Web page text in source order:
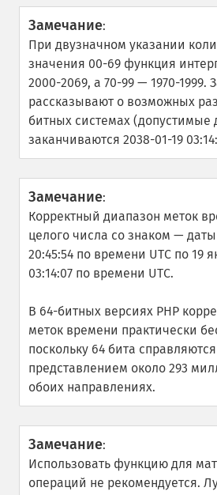
Замечание:
При двузначном указании
значения 00-69 функция
2000-2069, а 70-99 — 1970-
рассказывают о возможных
битных системах (допустимые
заканчиваются 2038-01-19
Замечание:
Корректный диапазон меток
целого числа со знаком — даты
20:45:54 по времени UTC по 19
03:14:07 по времени UTC.
В 64-битных версиях PHP
меток времени практически
поскольку 64 бита
представлением около 293
обоих направлениях.
Замечание:
Использовать функцию для
операций не рекомендуется.